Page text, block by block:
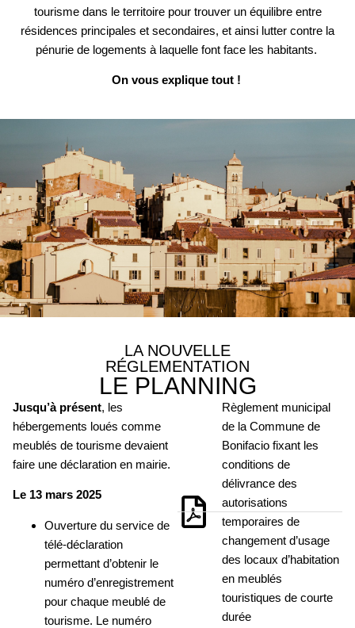
tourisme dans le territoire pour trouver un équilibre entre
résidences principales et secondaires, et ainsi lutter contre la
pénurie de logements à laquelle font face les habitants.
On vous explique tout !
LA NOUVELLE
RÉGLEMENTATION
LE PLANNING
Jusqu’à présent, les
hébergements loués comme
meublés de tourisme devaient
faire une déclaration en mairie.
Le 13 mars 2025
Ouverture du service de
télé-déclaration
permettant d’obtenir le
numéro d’enregistrement
pour chaque meublé de
tourisme. Le numéro
Règlement municipal
de la Commune de
Bonifacio fixant les
conditions de
délivrance des
autorisations
temporaires de
changement d’usage
des locaux d’habitation
en meublés
touristiques de courte
durée